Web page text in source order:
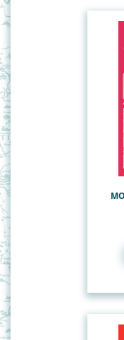
Политико-
Туристские карты
География
Учебные